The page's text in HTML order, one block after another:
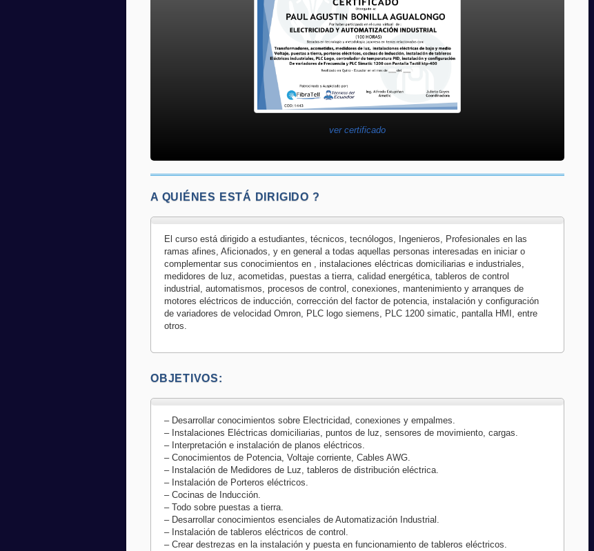
ver certificado
A QUIÉNES ESTÁ DIRIGIDO ?
El curso está dirigido a estudiantes, técnicos, tecnólogos, Ingenieros, Profesionales en las
ramas afines, Aficionados, y en general a todas aquellas personas interesadas en iniciar o
complementar sus conocimientos en , instalaciones eléctricas domiciliarias e industriales,
medidores de luz, acometidas, puestas a tierra, calidad energética, tableros de control
industrial, automatismos, procesos de control, conexiones, mantenimiento y arranques de
motores eléctricos de inducción, corrección del factor de potencia, instalación y configuración
de variadores de velocidad Omron, PLC logo siemens, PLC 1200 simatic, pantalla HMI, entre
otros.
OBJETIVOS:
– Desarrollar conocimientos sobre Electricidad, conexiones y empalmes.
– Instalaciones Eléctricas domiciliarias, puntos de luz, sensores de movimiento, cargas.
– Interpretación e instalación de planos eléctricos.
– Conocimientos de Potencia, Voltaje corriente, Cables AWG.
– Instalación de Medidores de Luz, tableros de distribución eléctrica.
– Instalación de Porteros eléctricos.
– Cocinas de Inducción.
– Todo sobre puestas a tierra.
– Desarrollar conocimientos esenciales de Automatización Industrial.
– Instalación de tableros eléctricos de control.
– Crear destrezas en la instalación y puesta en funcionamiento de tableros eléctricos.